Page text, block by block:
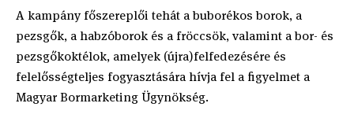
A kampány főszereplői tehát a buborékos borok, a
pezsgők, a habzóborok és a fröccsök, valamint a bor- és
pezsgőkoktélok, amelyek (újra)felfedezésére és
felelősségteljes fogyasztására hívja fel a figyelmet a
Magyar Bormarketing Ügynökség.